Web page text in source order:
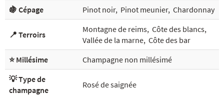
🍇 Cépage
Pinot noir, Pinot meunier, Chardonnay
📍 Terroirs
Montagne de reims, Côte des blancs,
Vallée de la marne, Côte des bar
⭐ Millésime
Champagne non millésimé
💡 Type de
champagne
Rosé de saignée